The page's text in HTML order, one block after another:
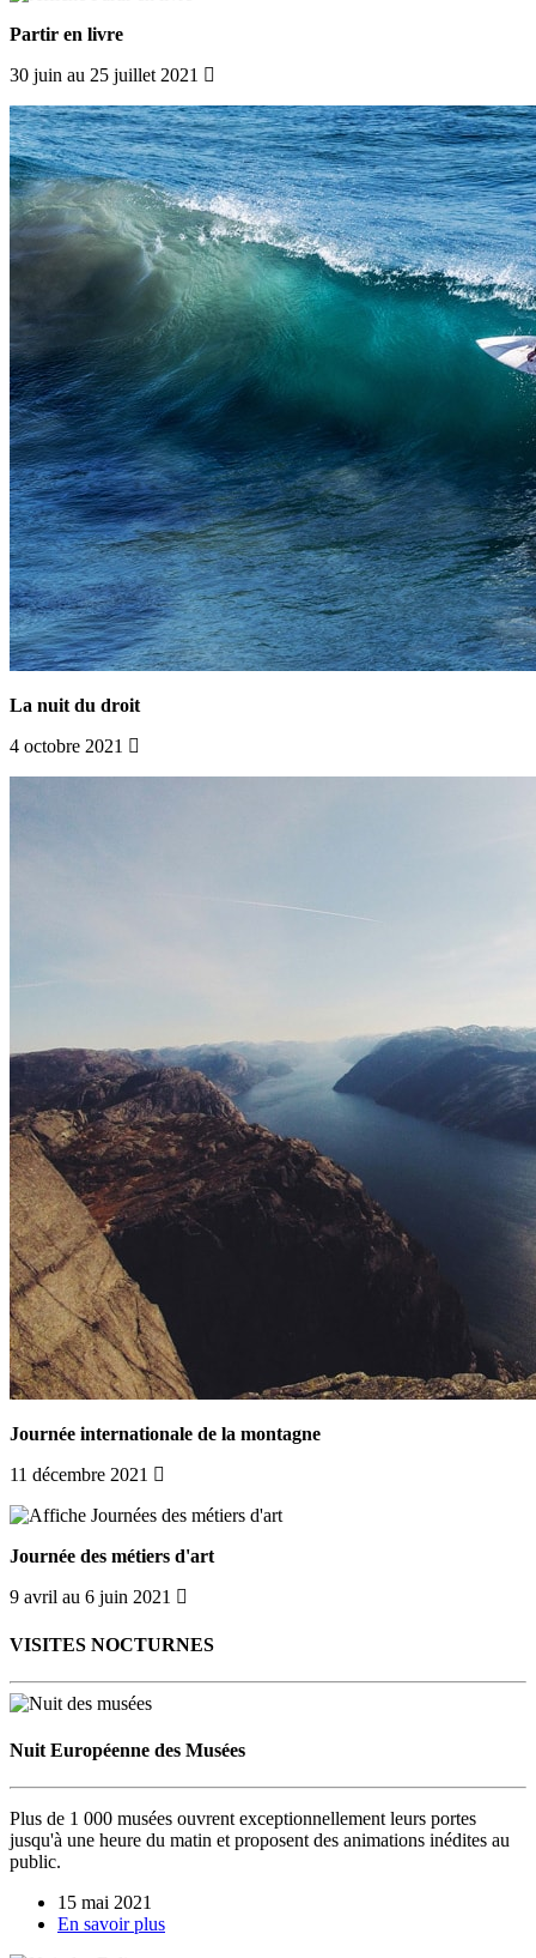
Partir en livre
30 juin au 25 juillet 2021
La nuit du droit
4 octobre 2021
Journée internationale de la montagne
11 décembre 2021
Journée des métiers d'art
9 avril au 6 juin 2021
VISITES NOCTURNES
Nuit Européenne des Musées
Plus de 1 000 musées ouvrent exceptionnellement leurs portes
jusqu'à une heure du matin et proposent des animations inédites au
public.
15 mai 2021
En savoir plus